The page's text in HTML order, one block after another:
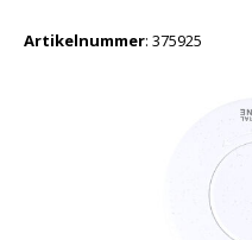
Artikelnummer: 375925